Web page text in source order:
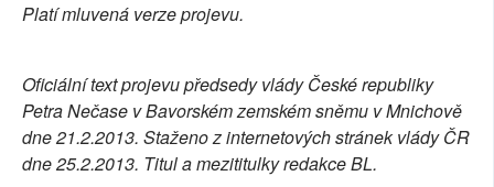
Platí mluvená verze projevu.
Oficiální text projevu předsedy vlády České republiky
Petra Nečase v Bavorském zemském sněmu v Mnichově
dne 21.2.2013. Staženo z internetových stránek vlády ČR
dne 25.2.2013. Titul a mezititulky redakce BL.